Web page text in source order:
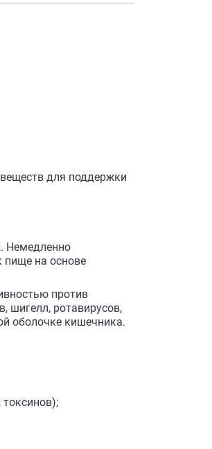
для поддержки
Немедленно
пище на основе
против
шигелл, ротавирусов,
оболочке кишечника.